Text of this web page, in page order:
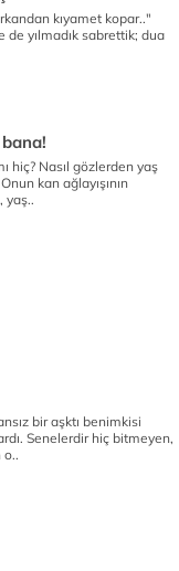
kıyamet kopar.."
de yılmadık sabrettik; dua
hiç? Nasıl gözlerden yaş
kan ağlayışının
yaş..
bir aşktı benimkisi
Senelerdir hiç bitmeyen,
o..